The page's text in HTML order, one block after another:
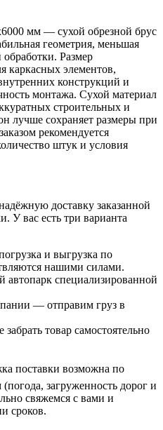
мм — сухой обрезной брус
геометрия, меньшая
Размер
каркасных элементов,
конструкций и
монтажа. Сухой материал
строительных и
лучше сохраняет размеры при
рекомендуется
штук и условия
доставку заказанной
У вас есть три варианта
и выгрузка по
нашими силами.
автопарк специализированной
— отправим груз в
товар самостоятельно
поставки возможна по
загруженность дорог и
свяжемся с вами и
сроков.